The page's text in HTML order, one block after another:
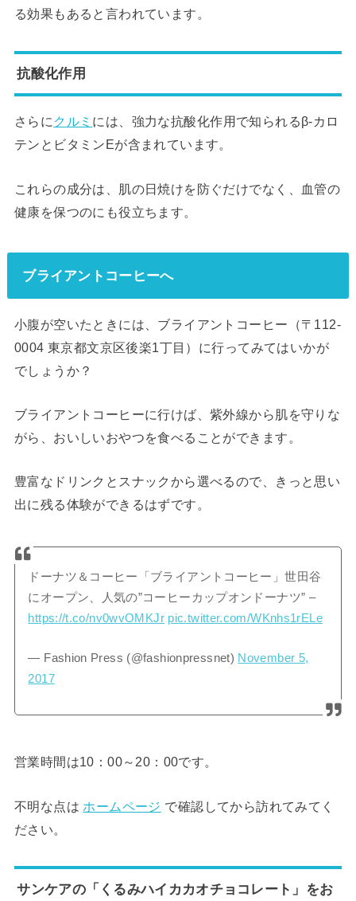
る効果もあると言われています。
抗酸化作用
さらに クルミ には、強力な抗酸化作用で知られるβ-カロ
テンとビタミンEが含まれています。
これらの成分は、肌の日焼けを防ぐだけでなく、血管の
健康を保つのにも役立ちます。
ブライアントコーヒーへ
小腹が空いたときには、ブライアントコーヒー（〒112-
0004 東京都文京区後楽1丁目）に行ってみてはいかが
でしょうか？
ブライアントコーヒーに行けば、紫外線から肌を守りな
がら、おいしいおやつを食べることができます。
豊富なドリンクとスナックから選べるので、きっと思い
出に残る体験ができるはずです。
ドーナツ＆コーヒー「ブライアントコーヒー」世田谷
にオープン、人気の”コーヒーカップオンドーナツ” –
https://t.co/nv0wvOMKJr pic.twitter.com/WKnhs1rELe
— Fashion Press (@fashionpressnet) November 5,
2017
営業時間は10：00～20：00です。
不明な点は ホームページ で確認してから訪れてみてく
ださい。
サンケアの「くるみハイカカオチョコレート」をお